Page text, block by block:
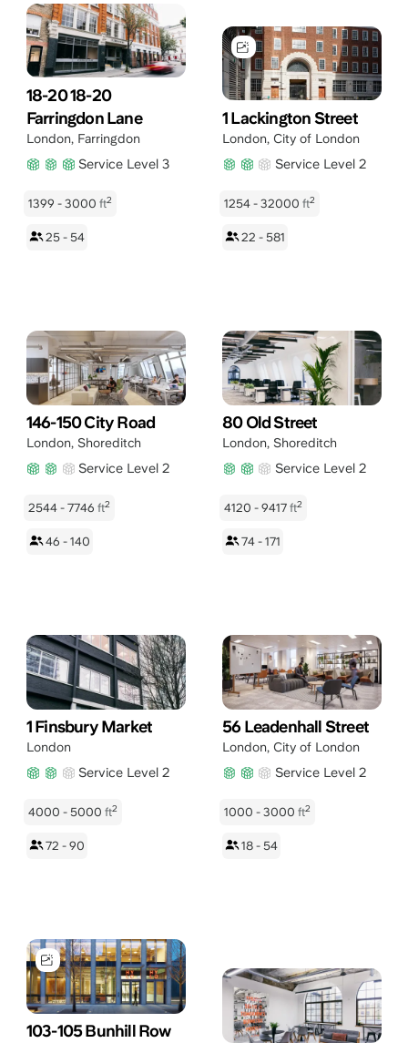
18-20 18-20
Farringdon Lane
London, Farringdon
Service Level 3
1399 - 3000 ft2
25 - 54
1 Lackington Street
London, City of London
Service Level 2
1254 - 32000 ft2
22 - 581
146-150 City Road
London, Shoreditch
Service Level 2
2544 - 7746 ft2
46 - 140
80 Old Street
London, Shoreditch
Service Level 2
4120 - 9417 ft2
74 - 171
1 Finsbury Market
London
Service Level 2
4000 - 5000 ft2
72 - 90
56 Leadenhall Street
London, City of London
Service Level 2
1000 - 3000 ft2
18 - 54
103-105 Bunhill Row